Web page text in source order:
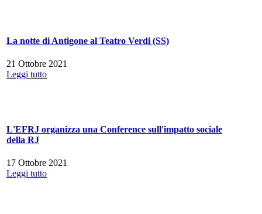
La notte di Antigone al Teatro Verdi (SS)
21 Ottobre 2021
Leggi tutto
L'EFRJ organizza una Conference sull'impatto sociale
della RJ
17 Ottobre 2021
Leggi tutto